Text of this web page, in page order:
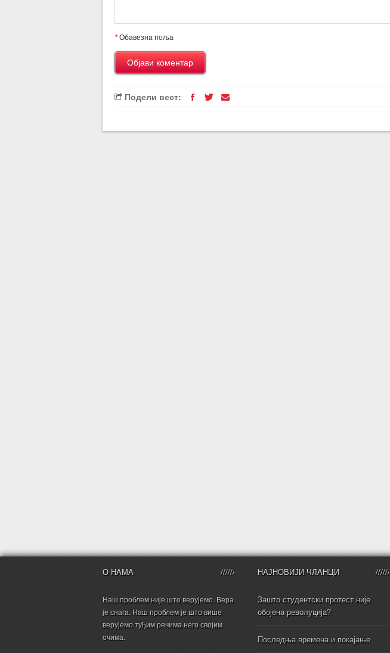
*Обавезна поља
Подели вест:
О НАМА
Наш проблем није што верујемо. Вера
је снага. Наш проблем је што више
верујемо туђим речима него својим
очима.
НАЈНОВИЈИ ЧЛАНЦИ
Зашто студентски протест није
обојена револуција?
Последња времена и покајање